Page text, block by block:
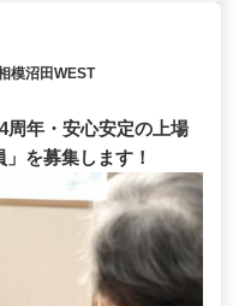
模沼田WEST
周年・安心安定の上場
を募集します！